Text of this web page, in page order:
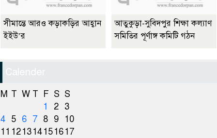
সীমান্তে আরও কড়াকড়ির আহ্বান
ইইউ’র
আতুকুড়া-সুবিদপুর শিক্ষা কল্যাণ
সমিতির পূর্ণাঙ্গ কমিটি গঠন
Calender
M T W T F S S
1
2 3
4 5 6 7 8 9
10
11 121314151617